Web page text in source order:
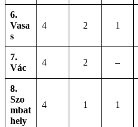
6.
Vasa
s
4 2 1
7.
Vác
4 2 –
8.
Szo
mbat
hely
4 1 1